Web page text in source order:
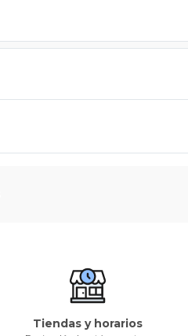
Tiendas y horarios